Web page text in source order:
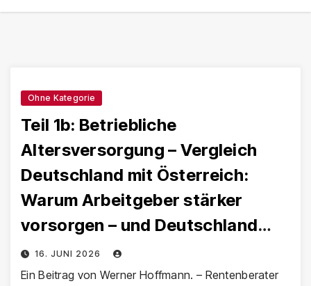
Ohne Kategorie
Teil 1b: Betriebliche
Altersversorgung – Vergleich
Deutschland mit Österreich:
Warum Arbeitgeber stärker
vorsorgen – und Deutschland
hinterherhinkt!
16. JUNI 2026
Ein Beitrag von Werner Hoffmann. – Rentenberater